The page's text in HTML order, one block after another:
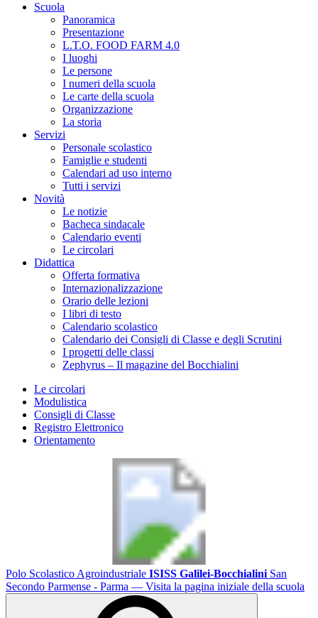
Scuola
Panoramica
Presentazione
L.T.O. FOOD FARM 4.0
I luoghi
Le persone
I numeri della scuola
Le carte della scuola
Organizzazione
La storia
Servizi
Personale scolastico
Famiglie e studenti
Calendari ad uso interno
Tutti i servizi
Novità
Le notizie
Bacheca sindacale
Calendario eventi
Le circolari
Didattica
Offerta formativa
Internazionalizzazione
Orario delle lezioni
I libri di testo
Calendario scolastico
Calendario dei Consigli di Classe e degli Scrutini
I progetti delle classi
Zephyrus – Il magazine del Bocchialini
Le circolari
Modulistica
Consigli di Classe
Registro Elettronico
Orientamento
Polo Scolastico Agroindustriale ISISS Galilei-Bocchialini San
Secondo Parmense - Parma — Visita la pagina iniziale della scuola